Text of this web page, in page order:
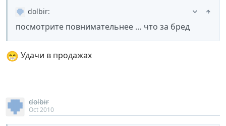
dolbir:
посмотрите повнимательнее … что за бред
😁 Удачи в продажах
dolbir
Oct 2010